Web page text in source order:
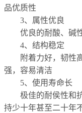
品优质性
3、属性优良
优良的耐酸、碱性
4、结构稳定
附着力好，韧性高
强，容易清洁
5、使用寿命长
极佳的耐侯性和抗
持少十年甚至二十年